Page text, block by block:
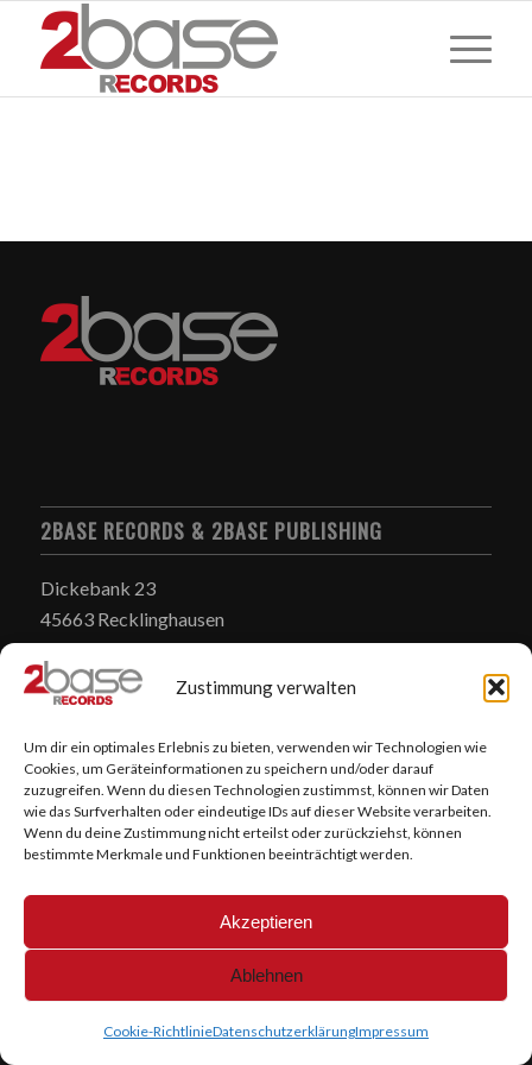
Zustimmung verwalten
Um dir ein optimales Erlebnis zu bieten, verwenden wir Technologien wie
Cookies, um Geräteinformationen zu speichern und/oder darauf
zuzugreifen. Wenn du diesen Technologien zustimmst, können wir Daten
wie das Surfverhalten oder eindeutige IDs auf dieser Website verarbeiten.
Wenn du deine Zustimmung nicht erteilst oder zurückziehst, können
bestimmte Merkmale und Funktionen beeinträchtigt werden.
Akzeptieren
Ablehnen
Cookie-RichtlinieDatenschutzerklärungImpressum
2BASE RECORDS & 2BASE PUBLISHING
Dickebank 23
45663 Recklinghausen
02361/8490260
info@2baserecords.de
@2Base Records 2025